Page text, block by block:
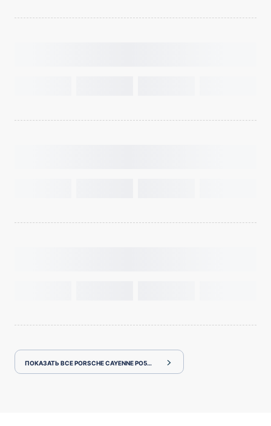
ПОКАЗАТЬ ВСЕ PORSCHE CAYENNE PO536